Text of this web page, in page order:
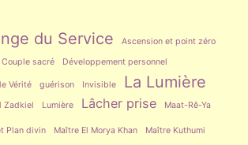
du Service Ascension et point zéro
Couple sacré Développement personnel
Vérité guérison Invisible La Lumière
Zadkiel Lumière Lâcher prise Maat-Rê-Ya
Plan divin Maître El Morya Khan Maître Kuthumi